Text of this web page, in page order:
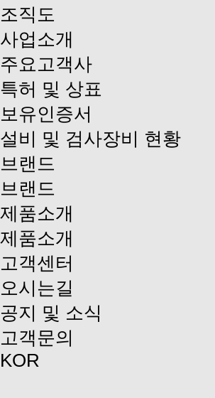
조직도
사업소개
주요고객사
특허 및 상표
보유인증서
설비 및 검사장비 현황
브랜드
브랜드
제품소개
제품소개
고객센터
오시는길
공지 및 소식
고객문의
KOR